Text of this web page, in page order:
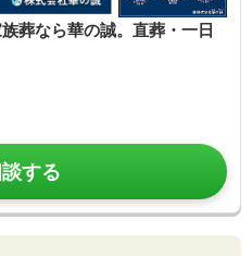
葬なら華の誠。直葬・一日
する